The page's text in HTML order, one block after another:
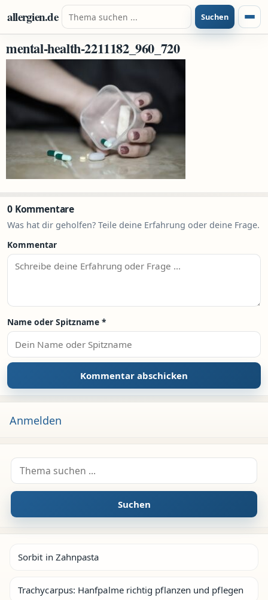
Zum Inhalt springen
allergien.de Suche nach: Suchen
mental-health-2211182_960_720
0 Kommentare
Was hat dir geholfen? Teile deine Erfahrung oder deine Frage.
Kommentar
Name oder Spitzname *
Anmelden
Suche nach:
Suchen
Sorbit in Zahnpasta
Trachycarpus: Hanfpalme richtig pflanzen und pflegen